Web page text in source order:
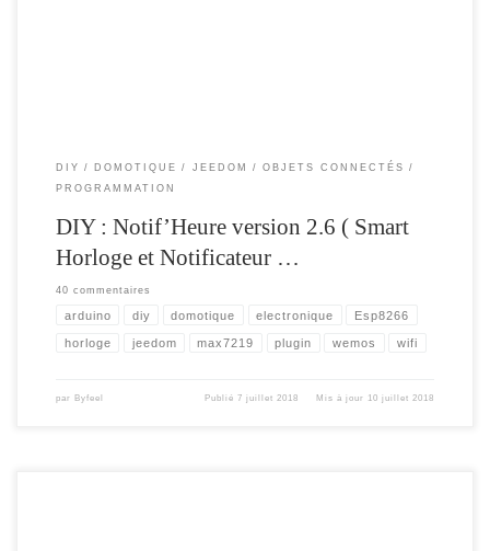
DIY DOMOTIQUE JEEDOM
OBJETS CONNECTÉS
PROGRAMMATION
DIY : Notif’Heure version 2.6 ( Smart
Horloge et Notificateur …
40 commentaires
arduino diy domotique electronique Esp8266
horloge jeedom max7219 plugin wemos wifi
par Byfeel Publié7 juillet 2018 Mis à jour 10 juillet 2018